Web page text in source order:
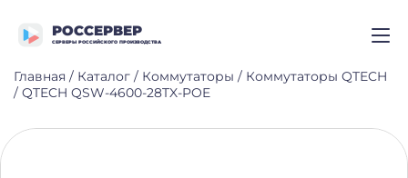
РОССЕРВЕР
СЕРВЕРЫ РОССИЙСКОГО ПРОИЗВОДСТВА
Главная / Каталог / Коммутаторы / Коммутаторы QTECH
/ QTECH QSW-4600-28TX-POE